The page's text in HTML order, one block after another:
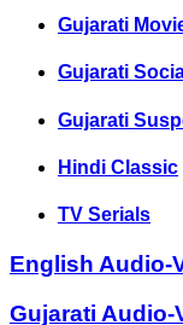
Gujarati
Gujarati
Gujarati
Hindi Classic
TV Serials
English Audio-
Gujarati Audio-